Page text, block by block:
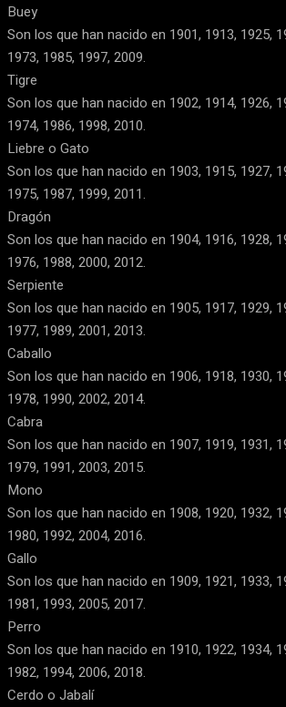
Buey
Son los que han nacido en 1901, 1913, 1925,
1973, 1985, 1997, 2009.
Tigre
Son los que han nacido en 1902, 1914, 1926,
1974, 1986, 1998, 2010.
Liebre o Gato
Son los que han nacido en 1903, 1915, 1927,
1975, 1987, 1999, 2011.
Dragón
Son los que han nacido en 1904, 1916, 1928,
1976, 1988, 2000, 2012.
Serpiente
Son los que han nacido en 1905, 1917, 1929,
1977, 1989, 2001, 2013.
Caballo
Son los que han nacido en 1906, 1918, 1930,
1978, 1990, 2002, 2014.
Cabra
Son los que han nacido en 1907, 1919, 1931,
1979, 1991, 2003, 2015.
Mono
Son los que han nacido en 1908, 1920, 1932,
1980, 1992, 2004, 2016.
Gallo
Son los que han nacido en 1909, 1921, 1933,
1981, 1993, 2005, 2017.
Perro
Son los que han nacido en 1910, 1922, 1934,
1982, 1994, 2006, 2018.
Cerdo o Jabalí